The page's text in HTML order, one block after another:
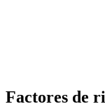
Factores de